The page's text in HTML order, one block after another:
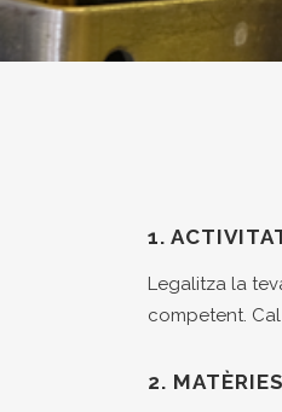
1.
Legalitza la
competent.
2.